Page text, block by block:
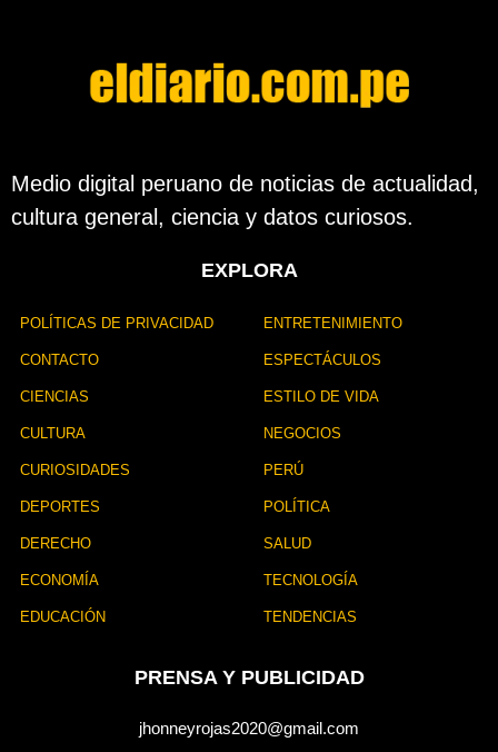
Medio digital peruano de noticias de actualidad,
cultura general, ciencia y datos curiosos.
EXPLORA
POLÍTICAS DE PRIVACIDAD
CONTACTO
CIENCIAS
CULTURA
CURIOSIDADES
DEPORTES
DERECHO
ECONOMÍA
EDUCACIÓN
ENTRETENIMIENTO
ESPECTÁCULOS
ESTILO DE VIDA
NEGOCIOS
PERÚ
POLÍTICA
SALUD
TECNOLOGÍA
TENDENCIAS
PRENSA Y PUBLICIDAD
jhonneyrojas2020@gmail.com